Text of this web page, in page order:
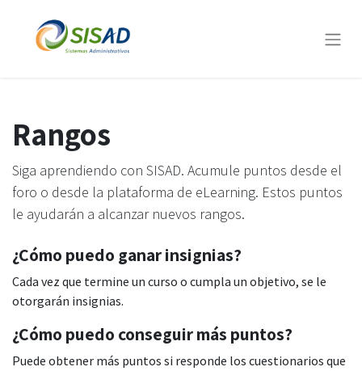
Rangos
Siga aprendiendo con SISAD. Acumule puntos desde el
foro o desde la plataforma de eLearning. Estos puntos
le ayudarán a alcanzar nuevos rangos.
¿Cómo puedo ganar insignias?
Cada vez que termine un curso o cumpla un objetivo, se le
otorgarán insignias.
¿Cómo puedo conseguir más puntos?
Puede obtener más puntos si responde los cuestionarios que